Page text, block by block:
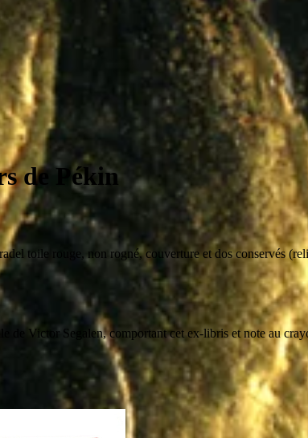
de Pékin
toile rouge, non rogné, couverture et dos conservés
de Victor Segalen, comportant cet ex-libris et note au